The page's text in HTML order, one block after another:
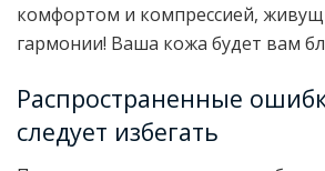
комфортом и компрессией,
гармонии! Ваша кожа будет вам
Распространенные
следует избегать